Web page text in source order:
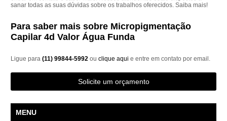
sanar todas as suas dúvidas sobre os trabalhos oferecidos. Saiba mais!
Para saber mais sobre Micropigmentação
Capilar 4d Valor Água Funda
Ligue para(11) 99844-5992ouclique aqui e entre em contato por email.
Solicite um orçamento
MENU